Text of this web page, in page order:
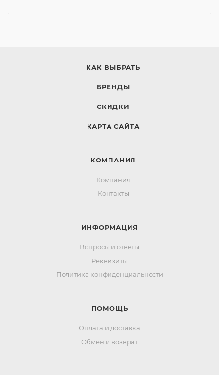
КАК ВЫБРАТЬ
БРЕНДЫ
СКИДКИ
КАРТА САЙТА
КОМПАНИЯ
Компания
Контакты
ИНФОРМАЦИЯ
Вопросы и ответы
Реквизиты
Политика конфиденциальности
ПОМОЩЬ
Оплата и доставка
Обмен и возврат